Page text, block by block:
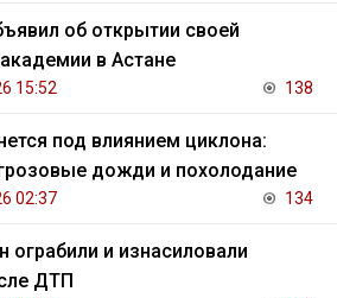
об открытии своей
в Астане
15:52 138
под влиянием циклона:
дожди и похолодание
02:37 134
и изнасиловали
ДТП